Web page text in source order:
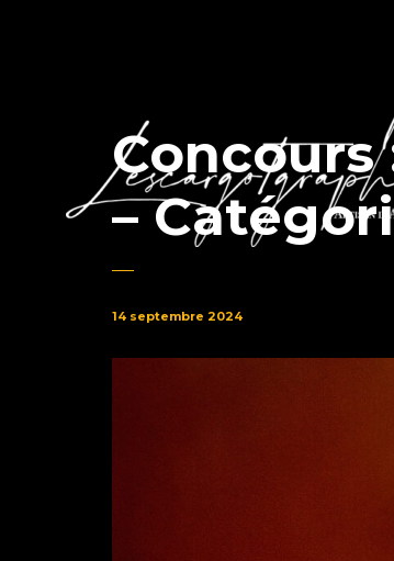
–
14 septembre 2024